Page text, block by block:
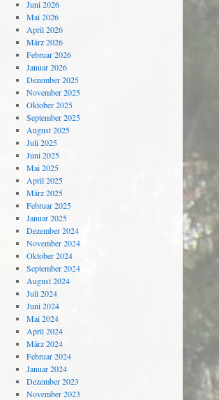
Juni 2026
Mai 2026
April 2026
März 2026
Februar 2026
Januar 2026
Dezember 2025
November 2025
Oktober 2025
September 2025
August 2025
Juli 2025
Juni 2025
Mai 2025
April 2025
März 2025
Februar 2025
Januar 2025
Dezember 2024
November 2024
Oktober 2024
September 2024
August 2024
Juli 2024
Juni 2024
Mai 2024
April 2024
März 2024
Februar 2024
Januar 2024
Dezember 2023
November 2023